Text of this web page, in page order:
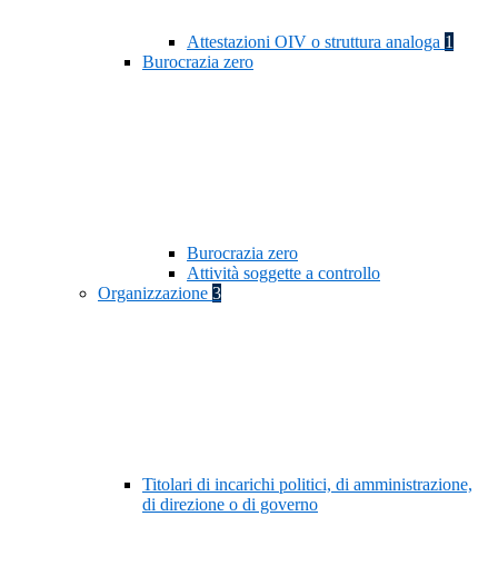
Attestazioni OIV o struttura analoga 1
Burocrazia zero
Burocrazia zero
Attività soggette a controllo
Organizzazione 3
Titolari di incarichi politici, di amministrazione,
di direzione o di governo